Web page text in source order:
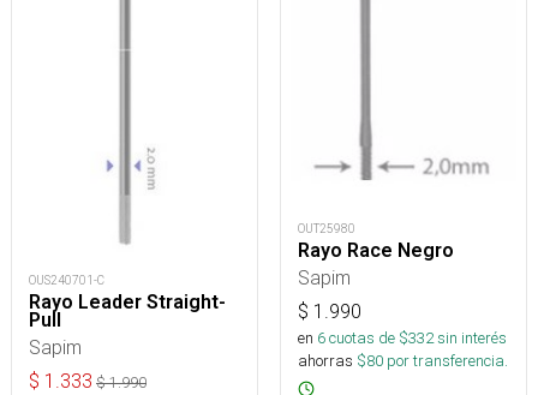
OUS240701-C
Rayo Leader Straight-
Pull
Sapim
$ 1.333 $1.990
OUT25980
Rayo Race Negro
Sapim
$ 1.990
en 6cuotas de $332sin interés
ahorras $80 por transferencia.